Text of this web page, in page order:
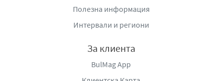
Напълнете капачката и жабурете интензивно в
продължение на 1 мин., след като сте измили зъбите
Полезна информация
Интервали и региони
За клиента
BulMag App